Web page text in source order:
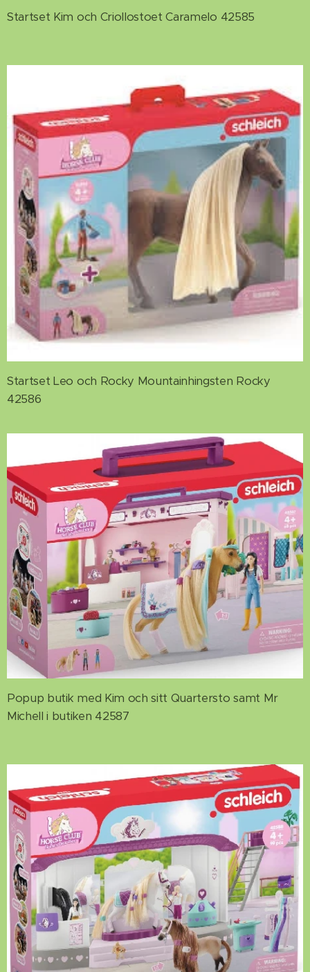
Startset Kim och Criollostoet Caramelo 42585
Startset Leo och Rocky Mountainhingsten Rocky
42586
Popup butik med Kim och sitt Quartersto samt Mr
Michell i butiken 42587